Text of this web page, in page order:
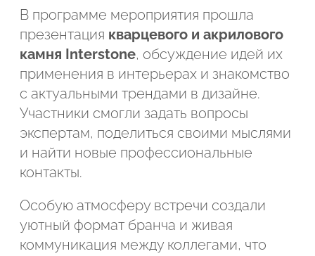
В программе мероприятия прошла
презентация кварцевого и акрилового
камня Interstone, обсуждение идей их
применения в интерьерах и знакомство
с актуальными трендами в дизайне.
Участники смогли задать вопросы
экспертам, поделиться своими мыслями
и найти новые профессиональные
контакты.
Особую атмосферу встречи создали
уютный формат бранча и живая
коммуникация между коллегами, что
ОТПРАВИТЬ ПРОЕКТ
ОТПРАВИТЬ